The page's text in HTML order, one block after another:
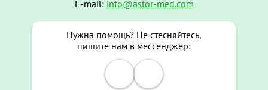
E-mail: info@astor-med.com
Нужна помощь? Не стесняйтесь,
пишите нам в мессенджер: